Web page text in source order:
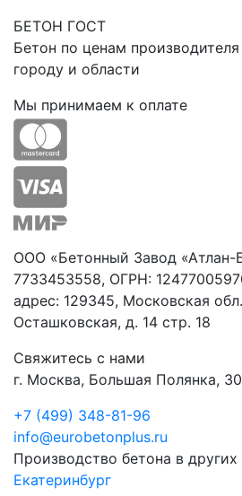
БЕТОН ГОСТ
Бетон по ценам
городу и области
Мы принимаем к оплате
ООО «Бетонный Завод
7733453558, ОГРН:
адрес: 129345, Московская
Осташковская, д. 14 стр. 18
Свяжитесь с нами
г. Москва, Большая Полянка, 30
+7 (499) 348-81-96
info@eurobetonplus.ru
Производство бетона в других
Екатеринбург